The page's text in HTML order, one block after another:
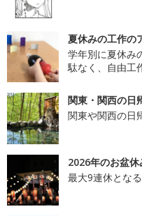
夏休みの工作の
学年別に夏休み
駄なく、自由工
関東・関西の日
関東や関西の日
2026年のお盆
最大9連休とな